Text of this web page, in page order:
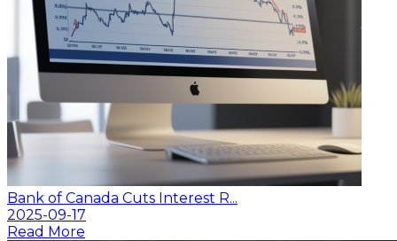
Bank of Canada Cuts Interest R...
2025-09-17
Read More